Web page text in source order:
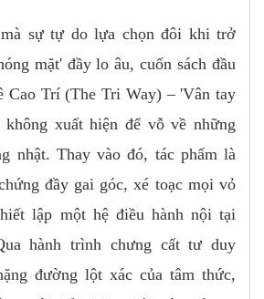
sự tự do lựa chọn đôi khi trở
mặt' đầy lo âu, cuốn sách đầu
Cao Trí (The Tri Way) – 'Vân tay
xuất hiện để vỗ về những
nhật. Thay vào đó, tác phẩm là
đầy gai góc, xé toạc mọi vỏ
lập một hệ điều hành nội tại
hành trình chưng cất tư duy
đường lột xác của tâm thức,